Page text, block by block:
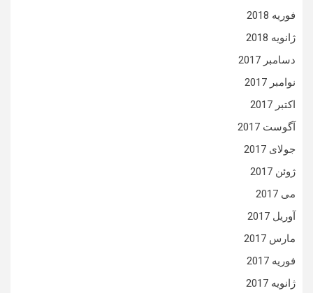
فوریه 2018
ژانویه 2018
دسامبر 2017
نوامبر 2017
اکتبر 2017
آگوست 2017
جولای 2017
ژوئن 2017
می 2017
آوریل 2017
مارس 2017
فوریه 2017
ژانویه 2017